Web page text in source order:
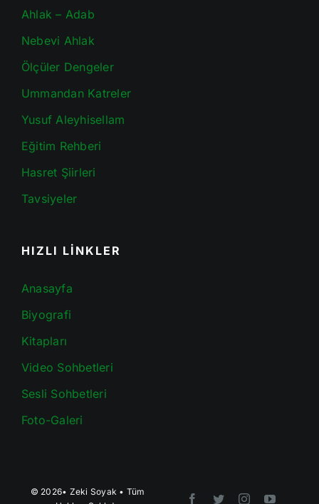
Ahlak – Adab
Nebevi Ahlak
Ölçüler Dengeler
Ummandan Katreler
Yusuf Aleyhisellam
Eğitim Rehberi
Hasret Şiirleri
Tavsiyeler
HIZLI LİNKLER
Anasayfa
Biyografi
Kitapları
Video Sohbetleri
Sesli Sohbetleri
Foto-Galeri
© 2026• Zeki Soyak • Tüm